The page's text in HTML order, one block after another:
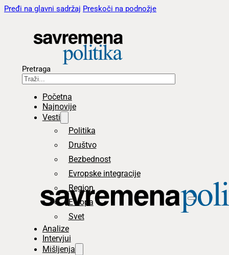
Pređi na glavni sadržaj Preskoči na podnožje
Pretraga
Početna
Najnovije
Vesti
Politika
Društvo
Bezbednost
Evropske integracije
Region
Evropa
Svet
Analize
Intervjui
Mišljenja